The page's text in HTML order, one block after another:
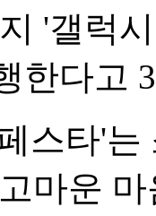
'갤럭
한다고
스타'
마운